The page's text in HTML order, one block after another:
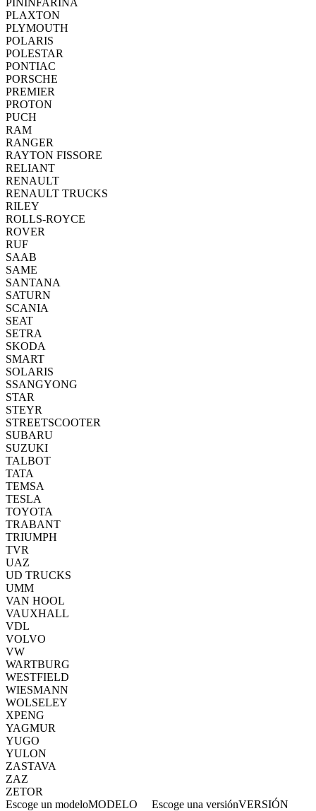
PININFARINA
PLAXTON
PLYMOUTH
POLARIS
POLESTAR
PONTIAC
PORSCHE
PREMIER
PROTON
PUCH
RAM
RANGER
RAYTON FISSORE
RELIANT
RENAULT
RENAULT TRUCKS
RILEY
ROLLS-ROYCE
ROVER
RUF
SAAB
SAME
SANTANA
SATURN
SCANIA
SEAT
SETRA
SKODA
SMART
SOLARIS
SSANGYONG
STAR
STEYR
STREETSCOOTER
SUBARU
SUZUKI
TALBOT
TATA
TEMSA
TESLA
TOYOTA
TRABANT
TRIUMPH
TVR
UAZ
UD TRUCKS
UMM
VAN HOOL
VAUXHALL
VDL
VOLVO
VW
WARTBURG
WESTFIELD
WIESMANN
WOLSELEY
XPENG
YAGMUR
YUGO
YULON
ZASTAVA
ZAZ
ZETOR
Escoge un modeloMODELO Escoge una versiónVERSIÓN